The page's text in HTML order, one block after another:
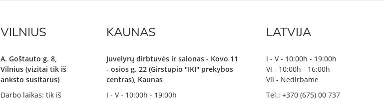
VILNIUS
A. Goštauto g. 8,
Vilnius (vizitai tik iš
anksto susitarus)
Darbo laikas: tik iš
KAUNAS
Juvelyrų dirbtuvės ir salonas - Kovo 11
- osios g. 22 (Girstupio "IKI" prekybos
centras), Kaunas
I - V - 10:00h - 19:00h
LATVIJA
I - V - 10:00h - 19:00h
VI - 10:00h - 16:00h
VII - Nedirbame
Tel.: +370 (675) 00 737